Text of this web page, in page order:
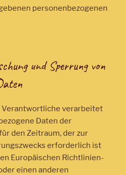
personenbezogenen
und Sperrung von
Verantwortliche verarbeitet
Daten der
den Zeitraum, der zur
erforderlich ist
Europäischen Richtlinien-
einen anderen